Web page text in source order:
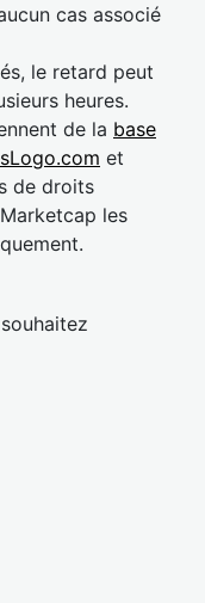
cas associé
le retard peut
heures.
de la base
et
de droits
les